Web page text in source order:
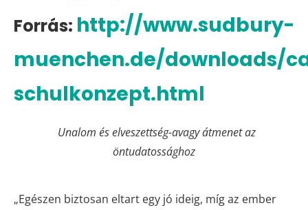
Forrás: http://www.sudbury-
muenchen.de/downloads/
schulkonzept.html
Unalom és elveszettség-avagy átmenet az
öntudatossághoz
„Egészen biztosan eltart egy jó ideig, míg az ember